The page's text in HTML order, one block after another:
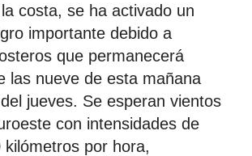
costa, se ha activado un
importante debido a
que permanecerá
las nueve de esta mañana
jueves. Se esperan vientos
con intensidades de
por hora,